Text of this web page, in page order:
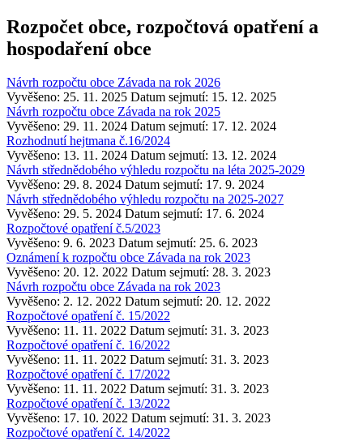
Rozpočet obce, rozpočtová opatření a
hospodaření obce
Návrh rozpočtu obce Závada na rok 2026
Vyvěšeno: 25. 11. 2025 Datum sejmutí: 15. 12. 2025
Návrh rozpočtu obce Závada na rok 2025
Vyvěšeno: 29. 11. 2024 Datum sejmutí: 17. 12. 2024
Rozhodnutí hejtmana č.16/2024
Vyvěšeno: 13. 11. 2024 Datum sejmutí: 13. 12. 2024
Návrh střednědobého výhledu rozpočtu na léta 2025-2029
Vyvěšeno: 29. 8. 2024 Datum sejmutí: 17. 9. 2024
Návrh střednědobého výhledu rozpočtu na 2025-2027
Vyvěšeno: 29. 5. 2024 Datum sejmutí: 17. 6. 2024
Rozpočtové opatření č.5/2023
Vyvěšeno: 9. 6. 2023 Datum sejmutí: 25. 6. 2023
Oznámení k rozpočtu obce Závada na rok 2023
Vyvěšeno: 20. 12. 2022 Datum sejmutí: 28. 3. 2023
Návrh rozpočtu obce Závada na rok 2023
Vyvěšeno: 2. 12. 2022 Datum sejmutí: 20. 12. 2022
Rozpočtové opatření č. 15/2022
Vyvěšeno: 11. 11. 2022 Datum sejmutí: 31. 3. 2023
Rozpočtové opatření č. 16/2022
Vyvěšeno: 11. 11. 2022 Datum sejmutí: 31. 3. 2023
Rozpočtové opatření č. 17/2022
Vyvěšeno: 11. 11. 2022 Datum sejmutí: 31. 3. 2023
Rozpočtové opatření č. 13/2022
Vyvěšeno: 17. 10. 2022 Datum sejmutí: 31. 3. 2023
Rozpočtové opatření č. 14/2022